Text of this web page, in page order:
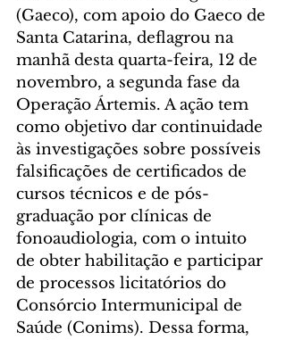
(Gaeco), com apoio do Gaeco de
Santa Catarina, deflagrou na
manhã desta quarta-feira, 12 de
novembro, a segunda fase da
Operação Ártemis. A ação tem
como objetivo dar continuidade
às investigações sobre possíveis
falsificações de certificados de
cursos técnicos e de pós-
graduação por clínicas de
fonoaudiologia, com o intuito
de obter habilitação e participar
de processos licitatórios do
Consórcio Intermunicipal de
Saúde (Conims). Dessa forma,